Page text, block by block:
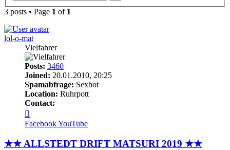
3 posts • Page 1 of 1
lol-o-mat
Vielfahrer
Posts: 3460
Joined: 20.01.2010, 20:25
Spamabfrage: Sexbot
Location: Ruhrpott
Contact:
lol-
o-
mat
FacebookYouTube
★★ ALLSTEDT DRIFT MATSURI 2019 ★★